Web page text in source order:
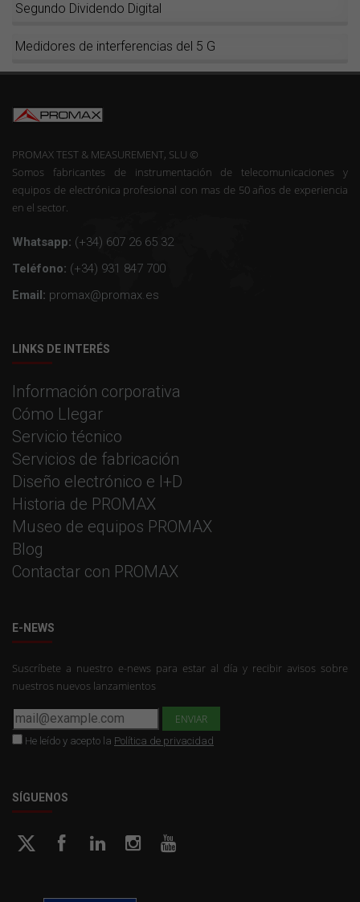
Segundo Dividendo Digital
Medidores de interferencias del 5 G
PROMAX TEST & MEASUREMENT, SLU ©
Somos fabricantes de instrumentación de telecomunicaciones y
equipos de electrónica profesional con mas de 50 años de experiencia
en el sector.
Whatsapp: (+34) 607 26 65 32
Teléfono: (+34) 931 847 700
Email: promax@promax.es
LINKS DE INTERÉS
Información corporativa
Cómo Llegar
Servicio técnico
Servicios de fabricación
Diseño electrónico e I+D
Historia de PROMAX
Museo de equipos PROMAX
Blog
Contactar con PROMAX
E-NEWS
Suscríbete a nuestro e-news para estar al día y recibir avisos sobre
nuestros nuevos lanzamientos
He leído y acepto la Política de privacidad
SÍGUENOS